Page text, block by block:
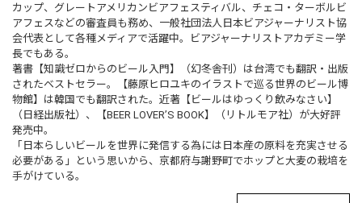
カップ、グレートアメリカンビアフェスティバル、チェコ・ターボルビ
アフェスなどの審査員も務め、一般社団法人日本ビアジャーナリスト協
会代表として各種メディアで活躍中。ビアジャーナリストアカデミー学
長でもある。
著書【知識ゼロからのビール入門】（幻冬舎刊）は台湾でも翻訳・出版
されたベストセラー。【藤原ヒロユキのイラストで巡る世界のビール博
物館】は韓国でも翻訳された。近著【ビールはゆっくり飲みなさい】
（日経出版社）、【BEER LOVER’S BOOK】（リトルモア社）が大好評
発売中。
「日本らしいビールを世界に発信する為には日本産の原料を充実させる
必要がある」という思いから、京都府与謝野町でホップと大麦の栽培を
手がけている。